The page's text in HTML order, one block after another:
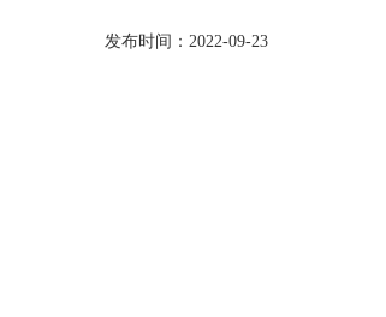
发布时间：2022-09-23